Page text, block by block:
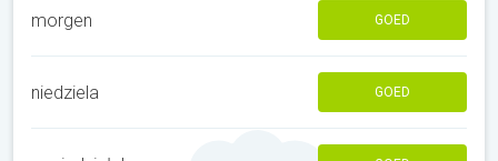
morgen GOED
niedziela GOED